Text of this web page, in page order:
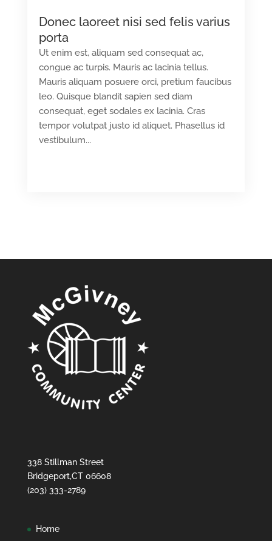
Donec laoreet nisi sed felis varius
porta
Ut enim est, aliquam sed consequat ac,
congue ac turpis. Mauris ac lacinia tellus.
Mauris aliquam posuere orci, pretium faucibus
leo. Quisque blandit sapien sed diam
consequat, eget sodales ex lacinia. Cras
tempor volutpat justo id aliquet. Phasellus id
vestibulum...
338 Stillman Street
Bridgeport,CT 06608
(203) 333-2789
Home